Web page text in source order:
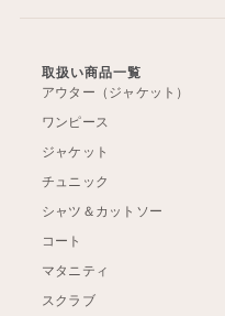
取扱い商品一覧
アウター（ジャケット）
ワンピース
ジャケット
チュニック
シャツ＆カットソー
コート
マタニティ
スクラブ